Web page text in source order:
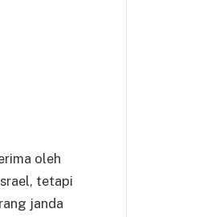
oleh
tetapi
janda